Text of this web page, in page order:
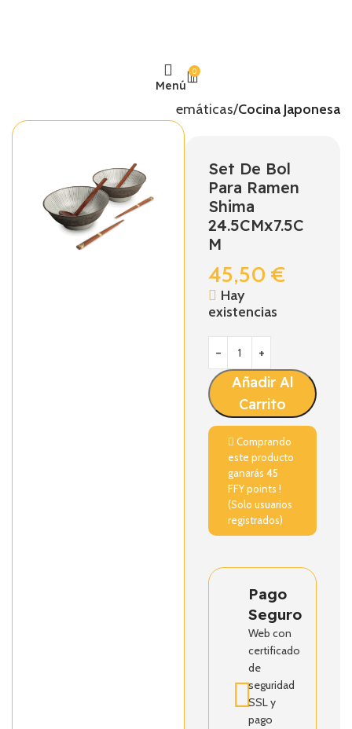
Menú
0
Temáticas Cocina Japonesa
Set De Bol
Para Ramen
Shima
24.5CMx7.5C
M
45,50€
Hay
existencias
Añadir Al
Carrito
Comprando
este producto
ganarás45
FFY points !
(Solo usuarios
registrados)
Pago
Seguro
Web con
certificado
de
seguridad
SSL y
pago